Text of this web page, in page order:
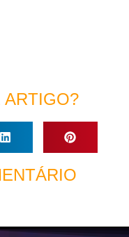
ARTIGO?